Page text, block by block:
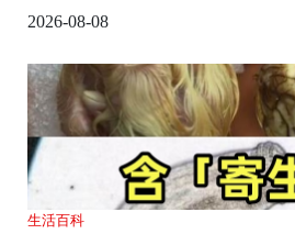
2026-08-08
生活百科